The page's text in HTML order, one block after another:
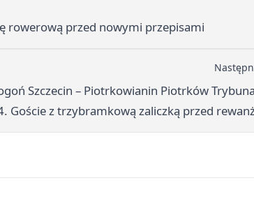
rowerową przed nowymi przepisami
Szczecin – Piotrkowianin Piotrków
Goście z trzybramkową zaliczką przed